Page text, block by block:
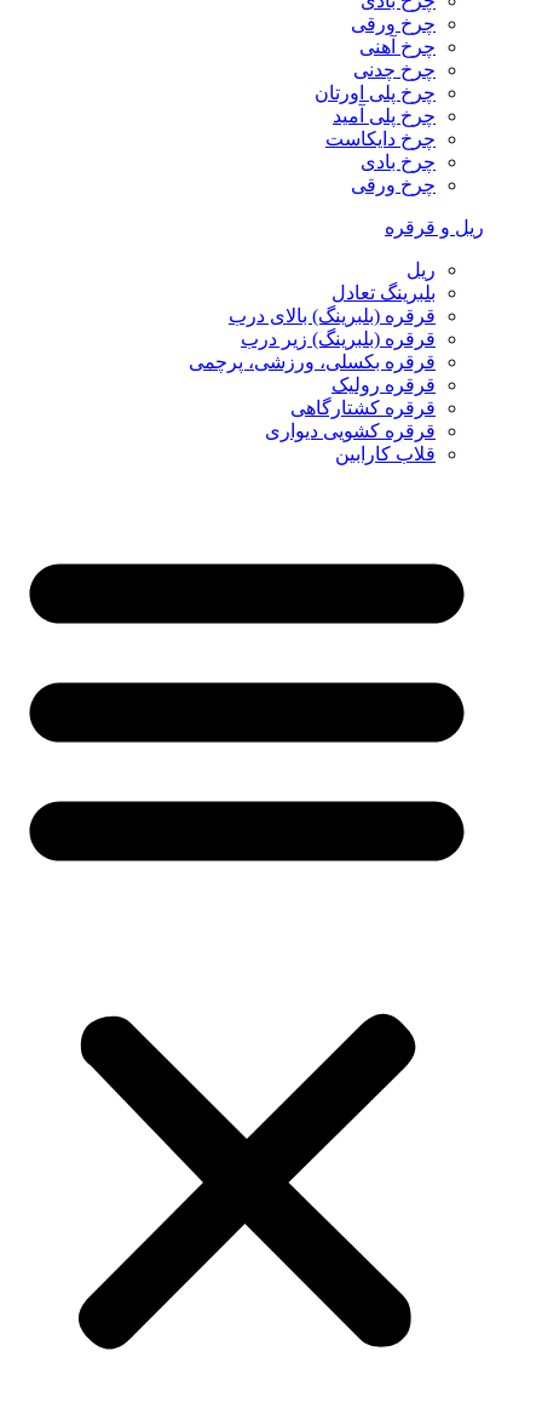
چرخ ورقی
چرخ آهنی
چرخ چدنی
چرخ پلی اورتان
چرخ پلی آمید
چرخ دایکاست
چرخ بادی
چرخ ورقی
ریل و قرقره
ریل
بلبرینگ تعادل
قرقره (بلبرینگ) بالای درب
قرقره (بلبرینگ) زیر درب
قرقره بکسلی، ورزشی، پرچمی
قرقره رولیک
قرقره کشتارگاهی
قرقره کشویی دیواری
قلاب کارابین